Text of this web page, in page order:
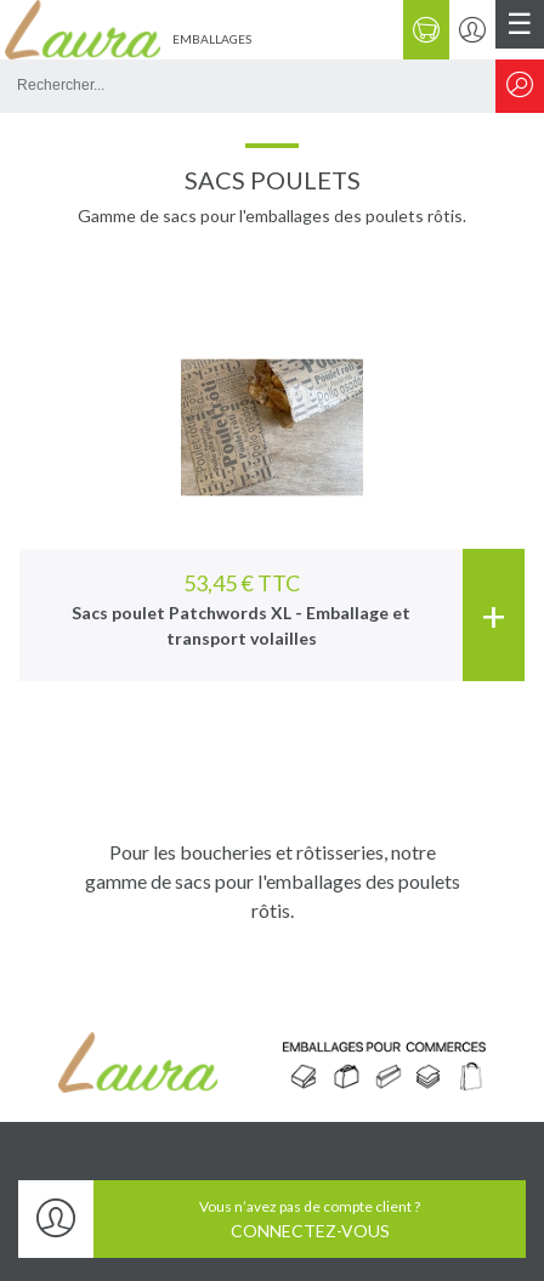
☰
EMBALLAGES
SACS POULETS
Gamme de sacs pour l'emballages des poulets rôtis.
53,45 € TTC
Sacs poulet Patchwords XL - Emballage et
transport volailles
+
Pour les boucheries et rôtisseries, notre
gamme de sacs pour l'emballages des poulets
rôtis.
Vous n’avez pas de compte client ?
CONNECTEZ-VOUS